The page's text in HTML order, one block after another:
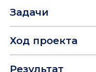
Задачи
Ход проекта
Результат